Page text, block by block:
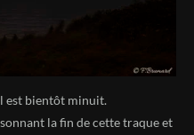
est bientôt minuit.
la fin de cette traque et